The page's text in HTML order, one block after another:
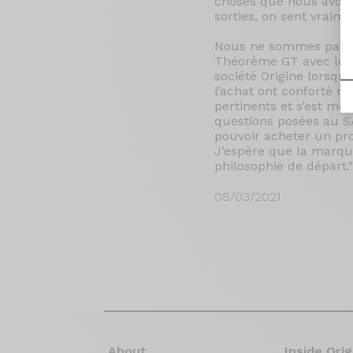
sorties, on sent
Nous ne sommes
Théorème GT avec
société Origine
l’achat ont conforté
pertinents et s’est
questions posées au
pouvoir acheter un
J’espère que la
philosophie de départ."
08/03/2021